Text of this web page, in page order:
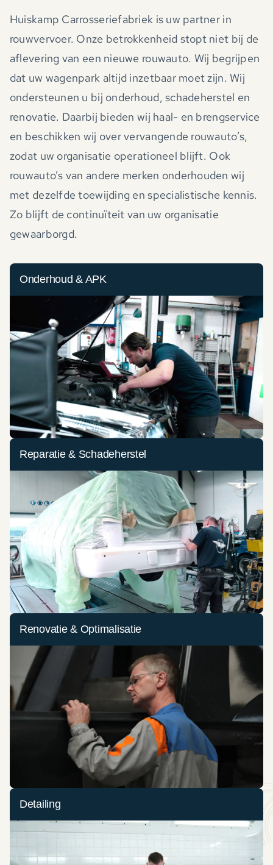
Huiskamp Carrosseriefabriek is uw partner in
rouwvervoer. Onze betrokkenheid stopt niet bij de
aflevering van een nieuwe rouwauto. Wij begrijpen
dat uw wagenpark altijd inzetbaar moet zijn. Wij
ondersteunen u bij onderhoud, schadeherstel en
renovatie. Daarbij bieden wij haal- en brengservice
en beschikken wij over vervangende rouwauto’s,
zodat uw organisatie operationeel blijft. Ook
rouwauto’s van andere merken onderhouden wij
met dezelfde toewijding en specialistische kennis.
Zo blijft de continuïteit van uw organisatie
gewaarborgd.
Onderhoud & APK
Reparatie & Schadeherstel
Renovatie & Optimalisatie
Detailing